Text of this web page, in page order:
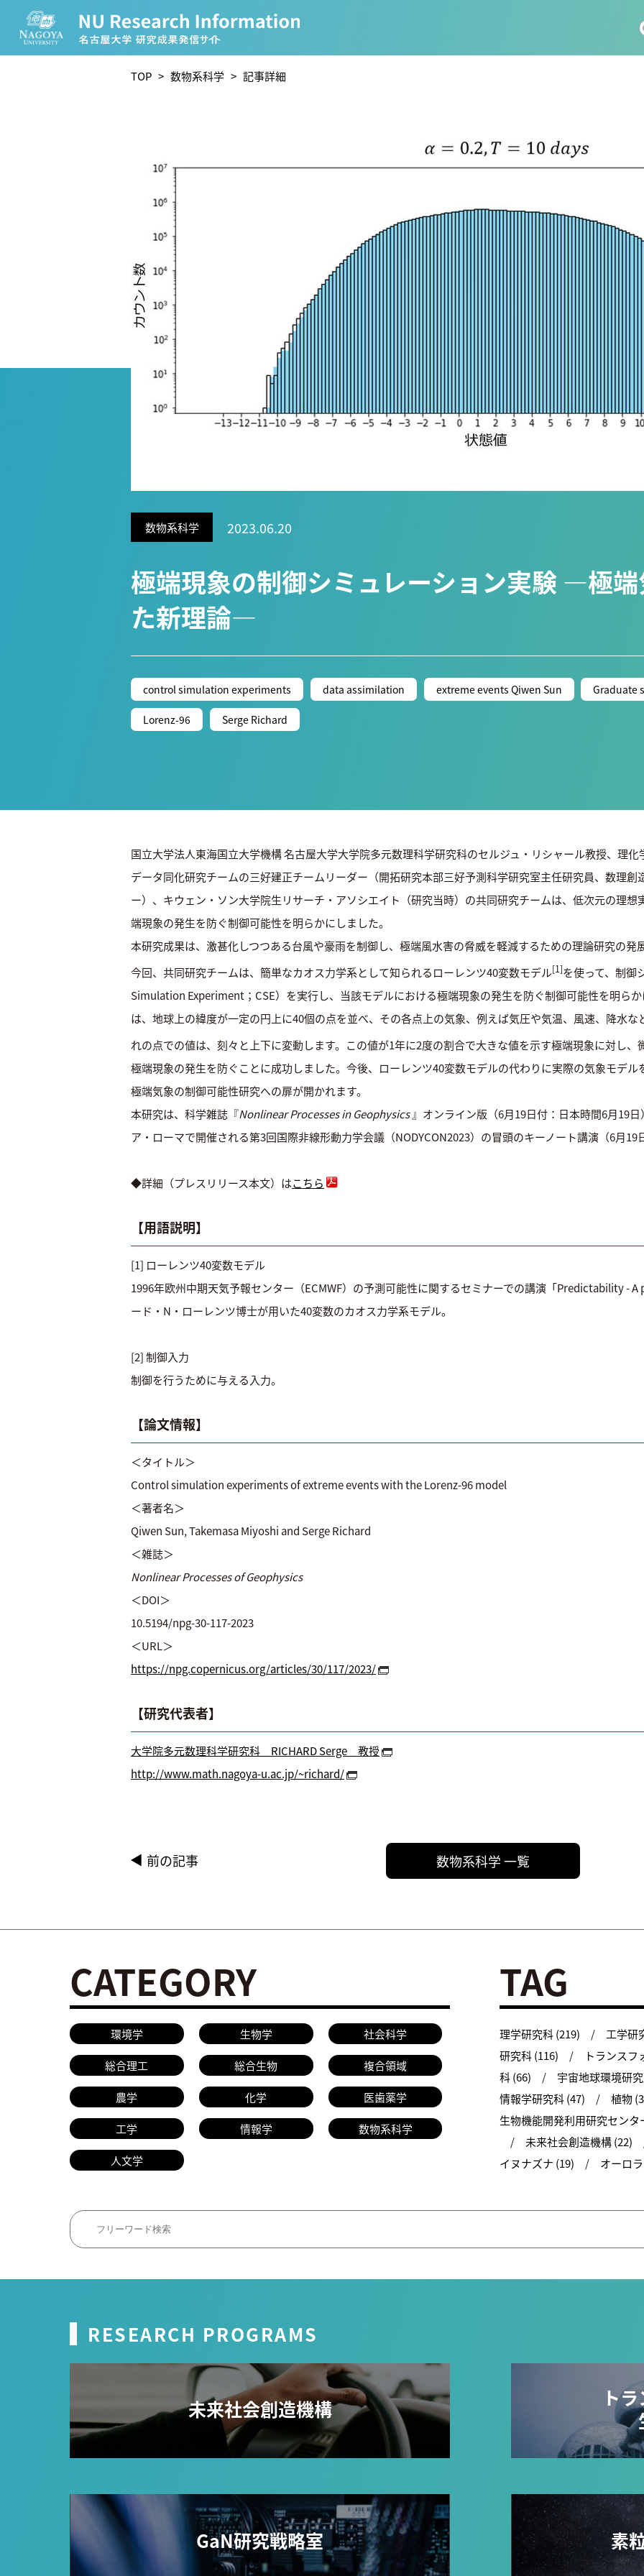
CATEGORY
工学研究科 (208) 医学系研究科 (175)
トランスフォーマティ
宙地球環境研究所 (63)
未来材料・システム研究所 (60)
環境医学研究所 (23) 未来社会創造機構 (22)
Research VIDEOS
Researchers' VOICE
TOP > 数物系科学 > 記事詳細
数物系科学 2023.06.20
極端現象の制御シミュレーション実験 ―極
た新理論―
control simulation experiments data assimilation extreme events Qiwen Sun Graduate
Lorenz-96 Serge Richard
国立大学法人東海国立大学機構 名古屋大学大学院多元数理科学研究科のセルジュ・リシャール教授、理
データ同化研究チームの三好建正チームリーダー（開拓研究本部三好予測科学研究室主任研究員、数理創
ー）、キウェン・ソン大学院生リサーチ・アソシエイト（研究当時）の共同研究チームは、低次元の理
端現象の発生を防ぐ制御可能性を明らかにしました。
本研究成果は、激甚化しつつある台風や豪雨を制御し、極端風水害の脅威を軽減するための理論研究の発
今回、共同研究チームは、簡単なカオス力学系として知られるローレンツ40変数モデル[1]を使って、制御
Simulation Experiment；CSE）を実行し、当該モデルにおける極端現象の発生を防ぐ制御可能性を明ら
は、地球上の緯度が一定の円上に40個の点を並べ、その各点上の気象、例えば気圧や気温、風速、降水
れの点での値は、刻々と上下に変動します。この値が1年に2度の割合で大きな値を示す極端現象に対し、
極端現象の発生を防ぐことに成功しました。今後、ローレンツ40変数モデルの代わりに実際の気象モデ
極端気象の制御可能性研究への扉が開かれます。
本研究は、科学雑誌『Nonlinear Processes in Geophysics 』オンライン版（6月19日付：日本時間6月19
ア・ローマで開催される第3回国際非線形動力学会議（NODYCON2023）の冒頭のキーノート講演（6月
◆詳細（プレスリリース本文）はこちら
【用語説明】
[1] ローレンツ40変数モデル
1996年欧州中期天気予報センター（ECMWF）の予測可能性に関するセミナーでの講演「Predictability -
ード・N・ローレンツ博士が用いた40変数のカオス力学系モデル。
[2] 制御入力
制御を行うために与える入力。
【論文情報】
＜タイトル＞
Control simulation experiments of extreme events with the Lorenz-96 model
＜著者名＞
Qiwen Sun, Takemasa Miyoshi and Serge Richard
＜雑誌＞
Nonlinear Processes of Geophysics
＜DOI＞
10.5194/npg-30-117-2023
＜URL＞
https://npg.copernicus.org/articles/30/117/2023/
【研究代表者】
大学院多元数理科学研究科 RICHARD Serge 教授
http://www.math.nagoya-u.ac.jp/~richard/
前の記事 数物系科学 一覧
CATEGORY
環境学 生物学 社会科学
総合理工 総合生物 複合領域
農学 化学 医歯薬学
工学 情報学 数物系科学
人文学
TAG
理学研究科 (219)
工学研
研究科 (116)
トランス
科 (66)
宇宙地球環境研
情報学研究科 (47)
植物
生物機能開発利用研究センタ
未来社会創造機構 (22)
イヌナズナ (19)
オーロ
RESEARCH PROGRAMS
未来社会創造機構
ト
GaN研究戦略室 素